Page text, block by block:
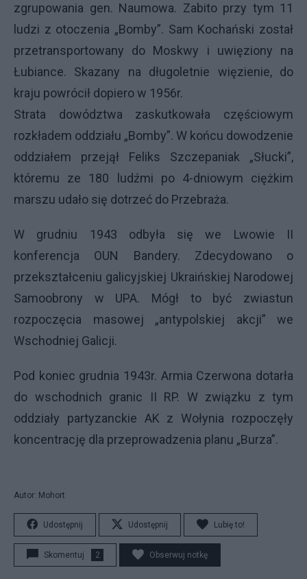
zgrupowania gen. Naumowa. Zabito przy tym 11
ludzi z otoczenia „Bomby”. Sam Kochański został
przetransportowany do Moskwy i uwięziony na
Łubiance. Skazany na długoletnie więzienie, do
kraju powrócił dopiero w 1956r.
Strata dowództwa zaskutkowała częściowym
rozkładem oddziału „Bomby”. W końcu dowodzenie
oddziałem przejął Feliks Szczepaniak „Słucki”,
któremu ze 180 ludźmi po 4-dniowym ciężkim
marszu udało się dotrzeć do Przebraża.
W grudniu 1943 odbyła się we Lwowie II
konferencja OUN
Bandery. Zdecydowano o
przekształceniu galicyjskiej Ukraińskiej Narodowej
Samoobrony w UPA. Mógł to być zwiastun
rozpoczęcia masowej „antypolskiej akcji” we
Wschodniej Galicji.
Pod koniec grudnia 1943r. Armia Czerwona dotarła
do wschodnich granic II RP. W związku z tym
oddziały partyzanckie AK z Wołynia rozpoczęły
koncentrację dla przeprowadzenia planu „Burza”.
Autor: Mohort
Udostępnij Udostępnij Lubię to!
Skomentuj 2 Obserwuj notkę